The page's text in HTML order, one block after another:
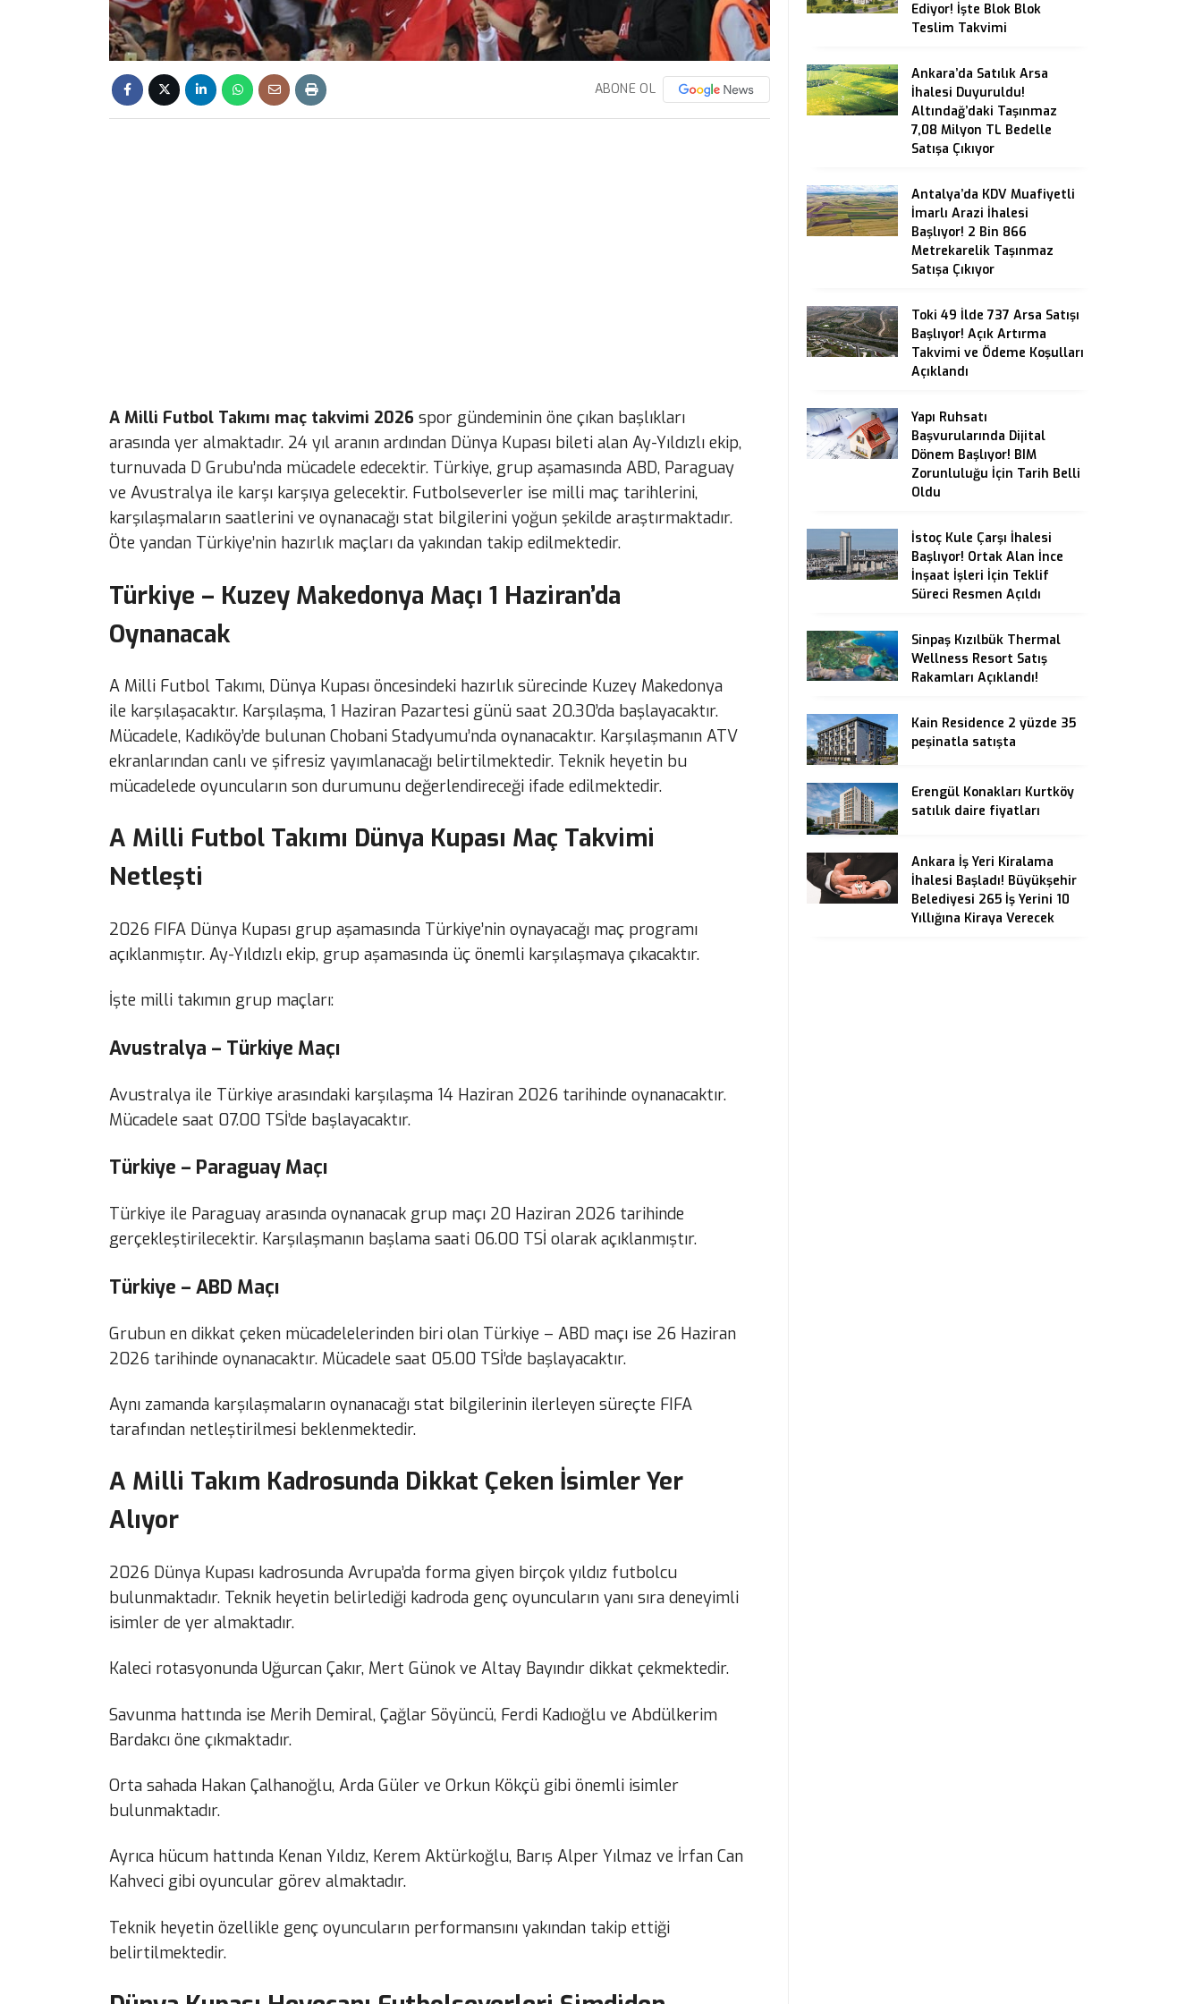
ABONE OL
A Milli Futbol Takımı maç takvimi 2026 spor gündeminin öne çıkan başlıkları
arasında yer almaktadır. 24 yıl aranın ardından Dünya Kupası bileti alan Ay-Yıldızlı ekip,
turnuvada D Grubu’nda mücadele edecektir. Türkiye, grup aşamasında ABD, Paraguay
ve Avustralya ile karşı karşıya gelecektir. Futbolseverler ise milli maç tarihlerini,
karşılaşmaların saatlerini ve oynanacağı stat bilgilerini yoğun şekilde araştırmaktadır.
Öte yandan Türkiye’nin hazırlık maçları da yakından takip edilmektedir.
Türkiye – Kuzey Makedonya Maçı 1 Haziran’da
Oynanacak
A Milli Futbol Takımı, Dünya Kupası öncesindeki hazırlık sürecinde Kuzey Makedonya
ile karşılaşacaktır. Karşılaşma, 1 Haziran Pazartesi günü saat 20.30’da başlayacaktır.
Mücadele, Kadıköy’de bulunan Chobani Stadyumu’nda oynanacaktır. Karşılaşmanın ATV
ekranlarından canlı ve şifresiz yayımlanacağı belirtilmektedir. Teknik heyetin bu
mücadelede oyuncuların son durumunu değerlendireceği ifade edilmektedir.
A Milli Futbol Takımı Dünya Kupası Maç Takvimi
Netleşti
2026 FIFA Dünya Kupası grup aşamasında Türkiye’nin oynayacağı maç programı
açıklanmıştır. Ay-Yıldızlı ekip, grup aşamasında üç önemli karşılaşmaya çıkacaktır.
İşte milli takımın grup maçları:
Avustralya – Türkiye Maçı
Avustralya ile Türkiye arasındaki karşılaşma 14 Haziran 2026 tarihinde oynanacaktır.
Mücadele saat 07.00 TSİ’de başlayacaktır.
Türkiye – Paraguay Maçı
Türkiye ile Paraguay arasında oynanacak grup maçı 20 Haziran 2026 tarihinde
gerçekleştirilecektir. Karşılaşmanın başlama saati 06.00 TSİ olarak açıklanmıştır.
Türkiye – ABD Maçı
Grubun en dikkat çeken mücadelelerinden biri olan Türkiye – ABD maçı ise 26 Haziran
2026 tarihinde oynanacaktır. Mücadele saat 05.00 TSİ’de başlayacaktır.
Aynı zamanda karşılaşmaların oynanacağı stat bilgilerinin ilerleyen süreçte FIFA
tarafından netleştirilmesi beklenmektedir.
A Milli Takım Kadrosunda Dikkat Çeken İsimler Yer
Alıyor
2026 Dünya Kupası kadrosunda Avrupa’da forma giyen birçok yıldız futbolcu
bulunmaktadır. Teknik heyetin belirlediği kadroda genç oyuncuların yanı sıra deneyimli
isimler de yer almaktadır.
Kaleci rotasyonunda Uğurcan Çakır, Mert Günok ve Altay Bayındır dikkat çekmektedir.
Savunma hattında ise Merih Demiral, Çağlar Söyüncü, Ferdi Kadıoğlu ve Abdülkerim
Bardakcı öne çıkmaktadır.
Orta sahada Hakan Çalhanoğlu, Arda Güler ve Orkun Kökçü gibi önemli isimler
bulunmaktadır.
Ayrıca hücum hattında Kenan Yıldız, Kerem Aktürkoğlu, Barış Alper Yılmaz ve İrfan Can
Kahveci gibi oyuncular görev almaktadır.
Teknik heyetin özellikle genç oyuncuların performansını yakından takip ettiği
belirtilmektedir.
Ediyor! İşte Blok Blok
Teslim Takvimi
Ankara’da Satılık Arsa
İhalesi Duyuruldu!
Altındağ’daki Taşınmaz
7,08 Milyon TL Bedelle
Satışa Çıkıyor
Antalya’da KDV Muafiyetli
İmarlı Arazi İhalesi
Başlıyor! 2 Bin 866
Metrekarelik Taşınmaz
Satışa Çıkıyor
Toki 49 İlde 737 Arsa Satışı
Başlıyor! Açık Artırma
Takvimi ve Ödeme Koşulları
Açıklandı
Yapı Ruhsatı
Başvurularında Dijital
Dönem Başlıyor! BIM
Zorunluluğu İçin Tarih Belli
Oldu
İstoç Kule Çarşı İhalesi
Başlıyor! Ortak Alan İnce
İnşaat İşleri İçin Teklif
Süreci Resmen Açıldı
Sinpaş Kızılbük Thermal
Wellness Resort Satış
Rakamları Açıklandı!
Kain Residence 2 yüzde 35
peşinatla satışta
Erengül Konakları Kurtköy
satılık daire fiyatları
Ankara İş Yeri Kiralama
İhalesi Başladı! Büyükşehir
Belediyesi 265 İş Yerini 10
Yıllığına Kiraya Verecek